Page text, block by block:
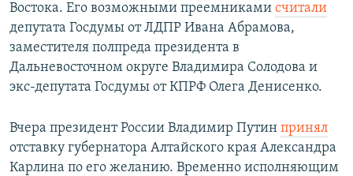
Востока. Его возможными преемниками считали
депутата Госдумы от ЛДПР Ивана Абрамова,
заместителя полпреда президента в
Дальневосточном округе Владимира Солодова и
экс-депутата Госдумы от КПРФ Олега Денисенко.
Вчера президент России Владимир Путин принял
отставку губернатора Алтайского края Александра
Карлина по его желанию. Временно исполняющим